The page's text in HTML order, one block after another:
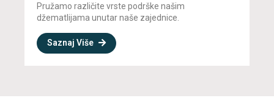
Pružamo različite vrste podrške našim
džematlijama unutar naše zajednice.
Saznaj Više